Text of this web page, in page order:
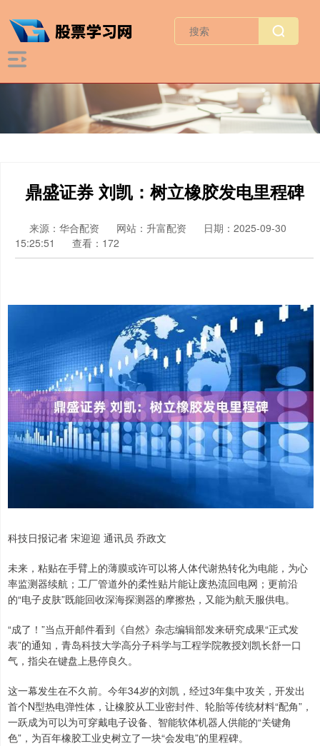
鼎盛证券 刘凯：树立橡胶发电里程碑
来源：华合配资 网站：升富配资
日期：2025-09-30
15:25:51
查看：172
科技日报记者 宋迎迎 通讯员 乔政文
未来，粘贴在手臂上的薄膜或许可以将人体代谢热转化为电能，为心
率监测器续航；工厂管道外的柔性贴片能让废热流回电网；更前沿
的“电子皮肤”既能回收深海探测器的摩擦热，又能为航天服供电。
“成了！”当点开邮件看到《自然》杂志编辑部发来研究成果“正式发
表”的通知，青岛科技大学高分子科学与工程学院教授刘凯长舒一口
气，指尖在键盘上悬停良久。
这一幕发生在不久前。今年34岁的刘凯，经过3年集中攻关，开发出
首个N型热电弹性体，让橡胶从工业密封件、轮胎等传统材料“配角”，
一跃成为可以为可穿戴电子设备、智能软体机器人供能的“关键角
色”，为百年橡胶工业史树立了一块“会发电”的里程碑。